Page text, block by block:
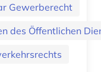
Gewerberecht